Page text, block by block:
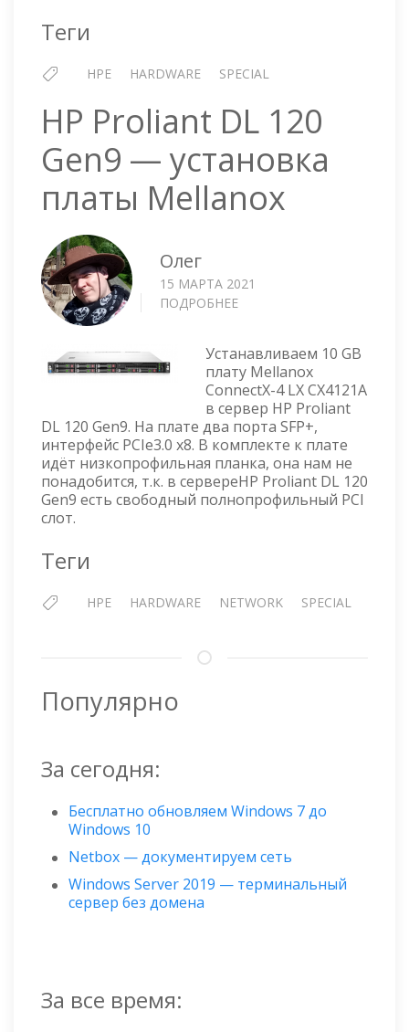
Теги
HPE HARDWARE SPECIAL
HP Proliant DL 120
Gen9 — установка
платы Mellanox
Олег
15 МАРТА 2021
ПОДРОБНЕЕ
DL
120
GEN9
—
УСТАНОВКА
ПЛАТЫ
MELLANOX
Устанавливаем 10 GB
плату Mellanox
ConnectX-4 LX CX4121A
в сервер HP Proliant
DL 120 Gen9. На плате два порта SFP+,
интерфейс PCIe3.0 x8. В комплекте к плате
идёт низкопрофильная планка, она нам не
понадобится, т.к. в сервереHP Proliant DL 120
Gen9 есть свободный полнопрофильный PCI
слот.
Теги
HPE HARDWARE NETWORK SPECIAL
Популярно
За сегодня:
Бесплатно обновляем Windows 7 до
Windows 10
Netbox — документируем сеть
Windows Server 2019 — терминальный
сервер без домена
За все время: